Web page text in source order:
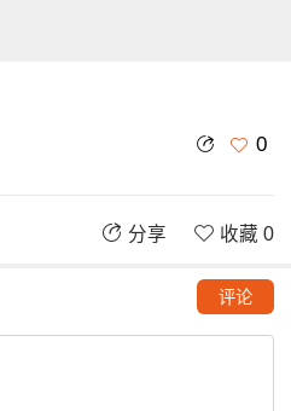
0
分享 收藏 0
评论